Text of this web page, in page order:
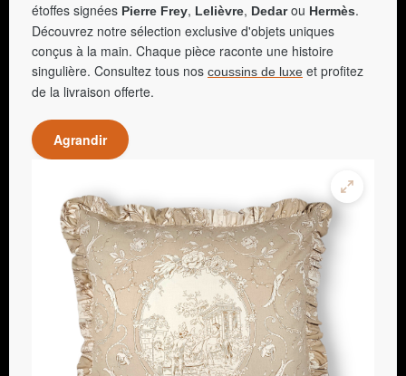
étoffes signées Pierre Frey, Lelièvre, Dedarou Hermès.
Découvrez notre sélection exclusive d'objets uniques
conçus à la main. Chaque pièce raconte une histoire
singulière. Consultez tous nos coussins de luxe et profitez
de la livraison offerte.
Agrandir